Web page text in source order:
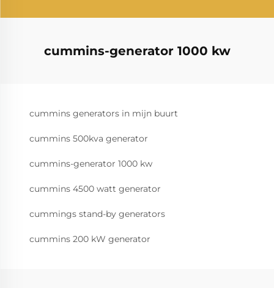
cummins-generator 1000 kw
cummins generators in mijn buurt
cummins 500kva generator
cummins-generator 1000 kw
cummins 4500 watt generator
cummings stand-by generators
cummins 200 kW generator